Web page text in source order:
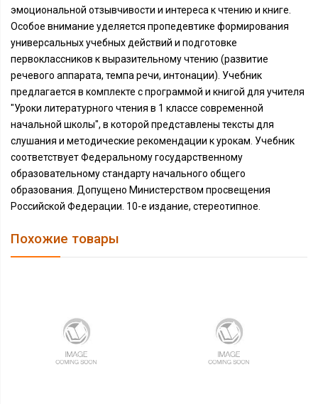
эмоциональной отзывчивости и интереса к чтению и книге.
Особое внимание уделяется пропедевтике формирования
универсальных учебных действий и подготовке
первоклассников к выразительному чтению (развитие
речевого аппарата, темпа речи, интонации). Учебник
предлагается в комплекте с программой и книгой для учителя
"Уроки литературного чтения в 1 классе современной
начальной школы", в которой представлены тексты для
слушания и методические рекомендации к урокам. Учебник
соответствует Федеральному государственному
образовательному стандарту начального общего
образования. Допущено Министерством просвещения
Российской Федерации. 10-е издание, стереотипное.
Похожие товары